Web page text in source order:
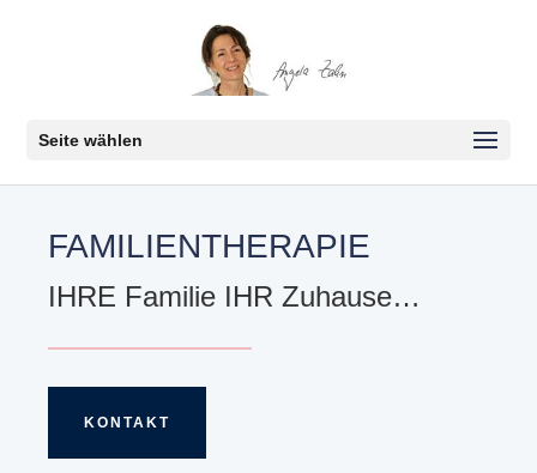
Seite wählen
FAMILIENTHERAPIE
IHRE Familie IHR Zuhause…
KONTAKT